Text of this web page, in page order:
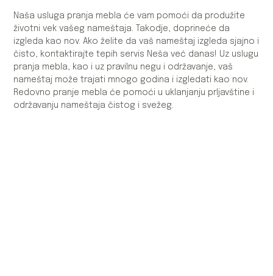
Naša usluga pranja mebla će vam pomoći da produžite
životni vek vašeg nameštaja. Takodje, doprineće da
izgleda kao nov. Ako želite da vaš nameštaj izgleda sjajno i
čisto, kontaktirajte tepih servis Neša već danas! Uz uslugu
pranja mebla, kao i uz pravilnu negu i održavanje, vaš
nameštaj može trajati mnogo godina i izgledati kao nov.
Redovno pranje mebla će pomoći u uklanjanju prljavštine i
održavanju nameštaja čistog i svežeg.